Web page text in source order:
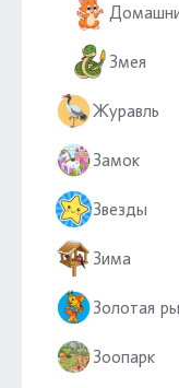
Змея
Журавль
Замок
Звезды
Зима
Золотая
Зоопарк